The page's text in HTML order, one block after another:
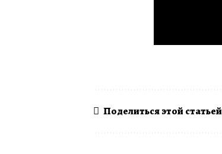
Поделиться этой статьей